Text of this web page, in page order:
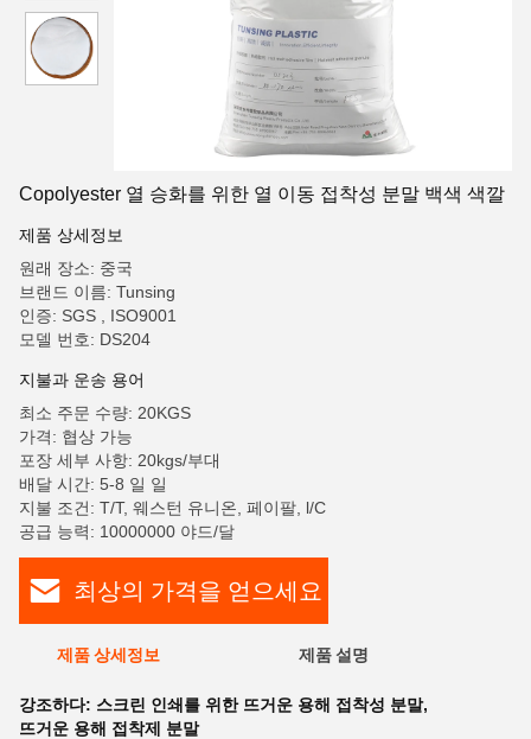
Copolyester 열 승화를 위한 열 이동 접착성 분말 백색 색깔
제품 상세정보
원래 장소: 중국
브랜드 이름: Tunsing
인증: SGS , ISO9001
모델 번호: DS204
지불과 운송 용어
최소 주문 수량: 20KGS
가격: 협상 가능
포장 세부 사항: 20kgs/부대
배달 시간: 5-8 일 일
지불 조건: T/T, 웨스턴 유니온, 페이팔, l/C
공급 능력: 10000000 야드/달
최상의 가격을 얻으세요
제품 상세정보 제품 설명
강조하다: 스크린 인쇄를 위한 뜨거운 용해 접착성 분말,
뜨거운 용해 접착제 분말